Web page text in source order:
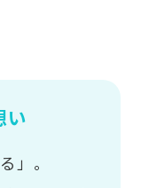
い
」。